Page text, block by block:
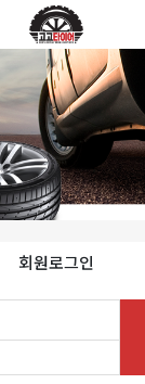
회원로그인